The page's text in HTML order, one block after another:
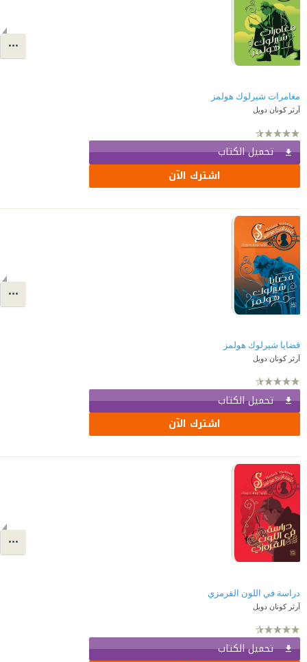
مغامرات شيرلوك هولمز
آرثر كونان دويل
تحميل الكتاب
اشترك الآن
قضايا شيرلوك هولمز
آرثر كونان دويل
تحميل الكتاب
اشترك الآن
دراسة في اللون القرمزي
آرثر كونان دويل
تحميل الكتاب